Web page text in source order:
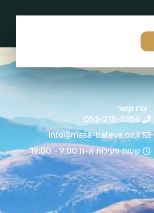
צרו קשר
053-215-5556
info@masa-bateva.co.il
שעות פעילות א-ה 9:00 - 19:00